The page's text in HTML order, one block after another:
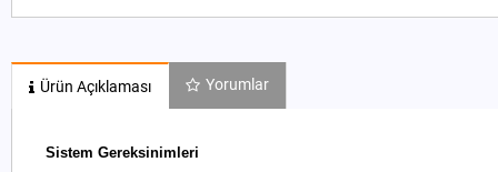
Ürün Açıklaması Yorumlar
Sistem Gereksinimleri